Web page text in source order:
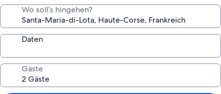
Wo soll’s hingehen?
Daten
Gäste